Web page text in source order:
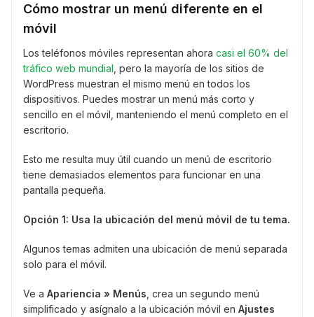
Cómo mostrar un menú diferente en el
móvil
Los teléfonos móviles representan ahora casi el 60% del
tráfico web mundial , pero la mayoría de los sitios de
WordPress muestran el mismo menú en todos los
dispositivos. Puedes mostrar un menú más corto y
sencillo en el móvil, manteniendo el menú completo en el
escritorio.
Esto me resulta muy útil cuando un menú de escritorio
tiene demasiados elementos para funcionar en una
pantalla pequeña.
Opción 1: Usa la ubicación del menú móvil de tu tema.
Algunos temas admiten una ubicación de menú separada
solo para el móvil.
Ve a Apariencia » Menús , crea un segundo menú
simplificado y asígnalo a la ubicación móvil en Ajustes